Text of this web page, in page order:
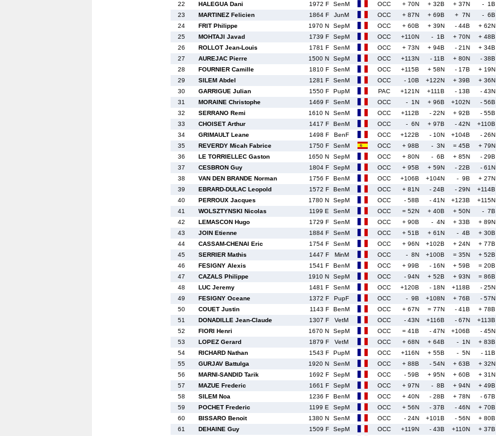
22
HALEGUA Dani 1972 F SenM OCC + 70N + 32B + 37N - 1B
23
MARTINEZ Felicien 1864 F JunM OCC + 87N + 69B + 7N - 6B
24
FRIT Philippe 1970 N SepM OCC + 60B + 39N - 44B + 62N
25
MOHTAJI Javad 1739 F SepM OCC +110N - 1B + 70N + 48B
26
ROLLOT Jean-Louis 1781 F SenM OCC + 73N + 94B - 21N + 34B
27
AUREJAC Pierre 1500 N SepM OCC +113N - 11B + 80N - 38B
28
FOURNIER Camille 1810 F SenM OCC +115B + 58N - 17B + 19N
29
SILEM Abdel 1281 F SenM OCC - 10B +122N + 39B + 36N
30
GARRIGUE Julian 1550 F PupM PAC +121N +111B - 13B - 43N
31
MORAINE Christophe 1469 F SenM OCC - 1N + 96B +102N - 56B
32
SERRANO Remi 1610 N SenM OCC +112B - 22N + 92B - 55B
33
CHOISET Arthur 1417 F BenM OCC - 6N + 97B - 42N +110B
34
GRIMAULT Leane 1498 F BenF OCC +122B - 10N +104B - 26N
35
REVERDY Micah Fabrice 1750 F SenM OCC + 98B - 3N = 45B + 79N
36
LE TORRIELLEC Gaston 1650 N SepM OCC + 80N - 6B + 85N - 29B
37
CESBRON Guy 1804 F SepM OCC + 95B + 59N - 22B - 61N
38
VAN DEN BRANDE Norman 1756 F BenM OCC +106B +104N - 9B + 27N
39
EBRARD-DULAC Leopold 1572 F BenM OCC + 81N - 24B - 29N +114B
40
PERROUX Jacques 1780 N SepM OCC - 58B - 41N +123B +115N
41
WOLSZTYNSKI Nicolas 1199 E SenM OCC = 52N + 40B + 50N - 7B
42
LEMASCON Hugo 1729 F SenM OCC + 90B - 4N + 33B + 89N
43
JOIN Etienne 1884 F SenM OCC + 51B + 61N - 4B + 30B
44
CASSAM-CHENAI Eric 1754 F SenM OCC + 96N +102B + 24N + 77B
45
SERRIER Mathis 1447 F MinM OCC - 8N +100B = 35N + 52B
46
FESIGNY Alexis 1541 F BenM OCC + 99B - 16N + 59B = 20B
47
CAZALS Philippe 1910 N SepM OCC - 94N + 52B + 93N = 86B
48
LUC Jeremy 1481 F SenM OCC +120B - 18N +118B - 25N
49
FESIGNY Oceane 1372 F PupF OCC - 9B +108N + 76B - 57N
50
COUET Justin 1143 F BenM OCC + 67N = 77N - 41B + 78B
51
DONADILLE Jean-Claude 1307 F VetM OCC - 43N +116B - 67N +113B
52
FIORI Henri 1670 N SepM OCC = 41B - 47N +106B - 45N
53
LOPEZ Gerard 1879 F VetM OCC + 68N + 64B - 1N + 83B
54
RICHARD Nathan 1543 F PupM OCC +116N + 55B - 5N - 11B
55
GURJAV Battulga 1920 N SenM OCC + 88B - 54N + 63B + 32N
56
MARNI-SANDID Tarik 1692 F SepM OCC - 59B + 95N + 60B + 31N
57
MAZUE Frederic 1661 F SepM OCC + 97N - 8B + 94N + 49B
58
SILEM Noa 1236 F BenM OCC + 40N - 28B + 78N - 67B
59
POCHET Frederic 1199 E SepM OCC + 56N - 37B - 46N + 70B
60
BISSARO Benoit 1380 N SenM OCC - 24N +101B - 56N + 80B
61
DEHAINE Guy 1509 F SepM OCC +119N - 43B +110N + 37B